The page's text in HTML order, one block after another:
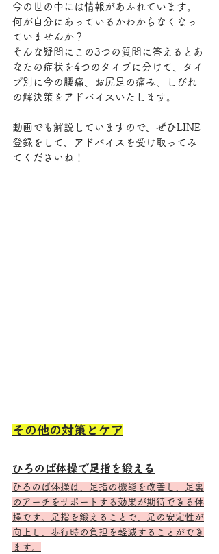
今の世の中には情報があふれています。
何が自分にあっているかわからなくなっ
ていませんか？
そんな疑問にこの3つの質問に答えるとあ
なたの症状を4つのタイプに分けて、タイ
プ別に今の腰痛、お尻足の痛み、しびれ
の解決策をアドバイスいたします。
動画でも解説していますので、ぜひLINE
登録をして、アドバイスを受け取ってみ
てくださいね！
その他の対策とケア
ひろのば体操で足指を鍛える
ひろのば体操は、足指の機能を改善し、足裏
のアーチをサポートする効果が期待できる体
操です。足指を鍛えることで、足の安定性が
向上し、歩行時の負担を軽減することができ
ます。